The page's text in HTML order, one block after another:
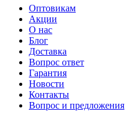
Оптовикам
Акции
О нас
Блог
Доставка
Вопрос ответ
Гарантия
Новости
Контакты
Вопрос и предложения